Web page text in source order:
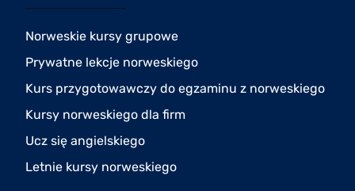
o
o
g
r
a
m
e
Norweskie kursy grupowe
Prywatne lekcje norweskiego
Kurs przygotowawczy do egzaminu z norweskiego
Kursy norweskiego dla firm
Ucz się angielskiego
Letnie kursy norweskiego